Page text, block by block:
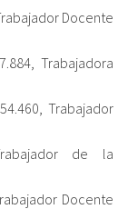
Docente
Trabajadora
Trabajador
de la
Docente